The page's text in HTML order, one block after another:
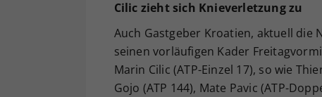
Cilic zieht sich Knieverletzung zu
Auch Gastgeber Kroatien, aktuell die
seinen vorläufigen Kader
Marin Cilic (ATP-Einzel 17), so wie
Gojo (ATP 144), Mate Pavic (ATP-